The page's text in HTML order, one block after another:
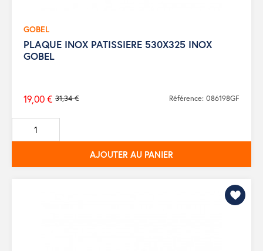
GOBEL
PLAQUE INOX PATISSIERE 530X325 INOX
GOBEL
Prix
de
base
31,34 €
19,00 € Référence: 086198GF
AJOUTER AU PANIER